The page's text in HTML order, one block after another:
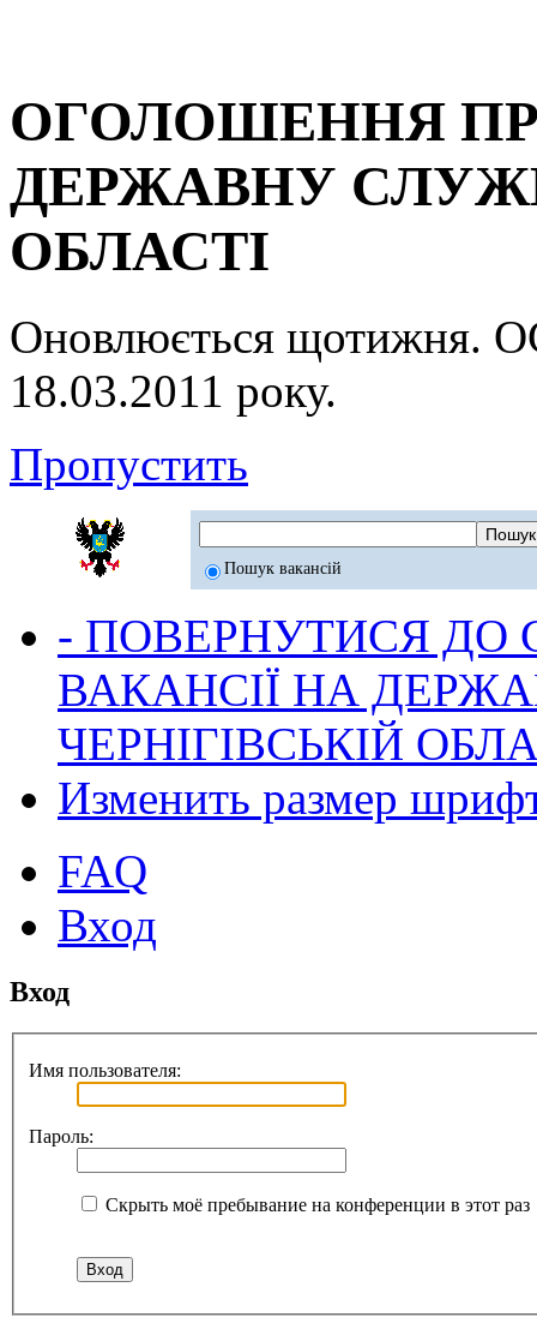
ОГОЛОШЕННЯ
ДЕРЖАВНУ
ОБЛАСТІ
Оновлюється
18.03.2011 року.
Пропустить
Пошук вакансій
- ПОВЕРНУТИСЯ ДО
ВАКАНСІЇ НА
ЧЕРНІГІВСЬКІЙ
Изменить размер
FAQ
Вход
Вход
Имя пользователя:
Пароль:
Скрыть моё пребывание на конференции в этот раз